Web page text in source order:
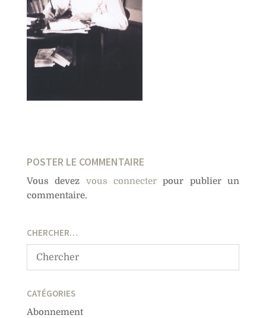
POSTER LE COMMENTAIRE
Vous devez vous connecter pour publier un
commentaire.
CHERCHER…
CATÉGORIES
Abonnement